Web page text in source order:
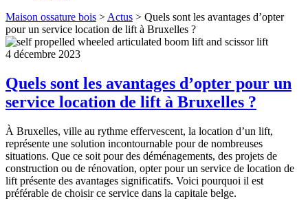
Maison ossature bois > Actus > Quels sont les avantages d’opter
pour un service location de lift à Bruxelles ?
4 décembre 2023
Quels sont les avantages d’opter pour un
service location de lift à Bruxelles ?
À Bruxelles, ville au rythme effervescent, la location d’un lift,
représente une solution incontournable pour de nombreuses
situations. Que ce soit pour des déménagements, des projets de
construction ou de rénovation, opter pour un service de location de
lift présente des avantages significatifs. Voici pourquoi il est
préférable de choisir ce service dans la capitale belge.